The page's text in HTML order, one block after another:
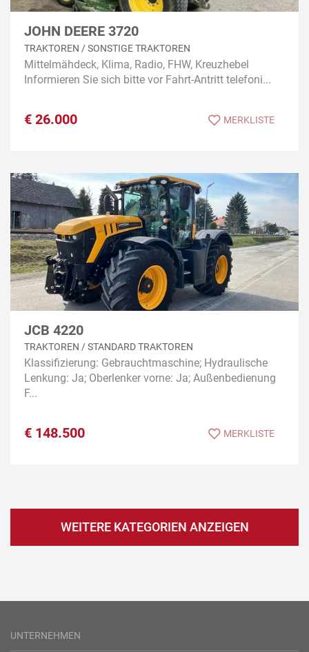
JOHN DEERE 3720
TRAKTOREN / SONSTIGE TRAKTOREN
Mittelmähdeck, Klima, Radio, FHW, Kreuzhebel
Informieren Sie sich bitte vor Fahrt-Antritt telefoni...
€ 26.000 MERKLISTE
JCB 4220
TRAKTOREN / STANDARD TRAKTOREN
Klassifizierung: Gebrauchtmaschine; Hydraulische
Lenkung: Ja; Oberlenker vorne: Ja; Außenbedienung
F...
€ 148.500 MERKLISTE
WEITERE KATEGORIEN ANZEIGEN
UNTERNEHMEN